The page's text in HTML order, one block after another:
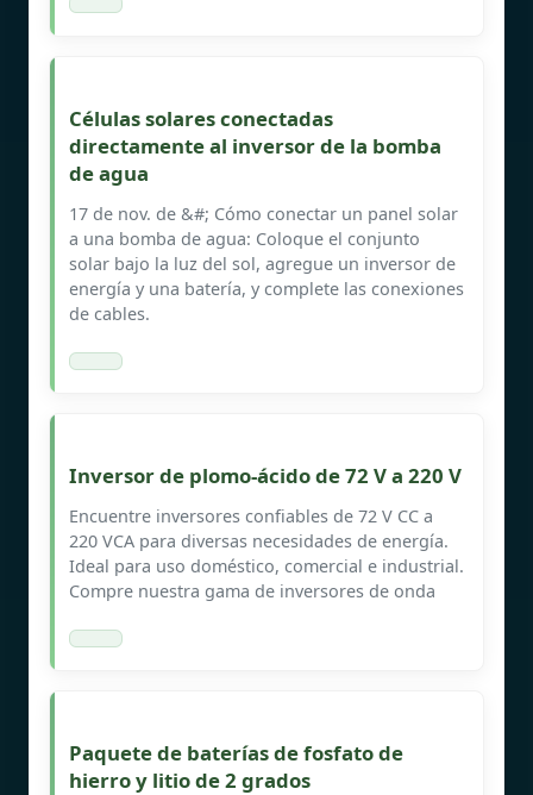
Células solares conectadas
directamente al inversor de la bomba
de agua
17 de nov. de &#; Cómo conectar un panel solar
a una bomba de agua: Coloque el conjunto
solar bajo la luz del sol, agregue un inversor de
energía y una batería, y complete las conexiones
de cables.
Inversor de plomo-ácido de 72 V a 220 V
Encuentre inversores confiables de 72 V CC a
220 VCA para diversas necesidades de energía.
Ideal para uso doméstico, comercial e industrial.
Compre nuestra gama de inversores de onda
Paquete de baterías de fosfato de
hierro y litio de 2 grados